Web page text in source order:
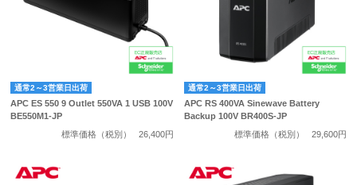
通常2～3営業日出荷
APC ES 550 9 Outlet 550VA 1 USB 100V
BE550M1-JP
標準価格（税別）
26,400円
通常2～3営業日出荷
APC RS 400VA Sinewave Battery
Backup 100V BR400S-JP
標準価格（税別）
29,600円